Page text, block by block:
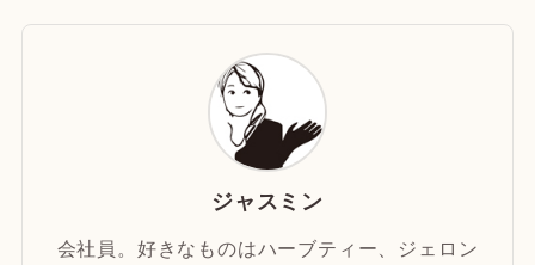
ジャスミン
会社員。好きなものはハーブティー、ジェロン